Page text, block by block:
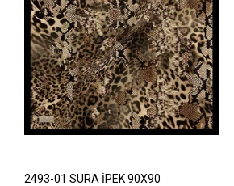
2493-01 SURA İPEK 90X90